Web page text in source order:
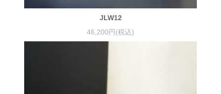
JLW12
46,200円(税込)